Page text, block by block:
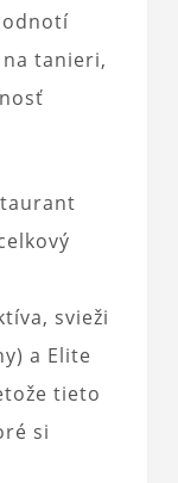
tanieri,
svieži
a Elite
tieto
si